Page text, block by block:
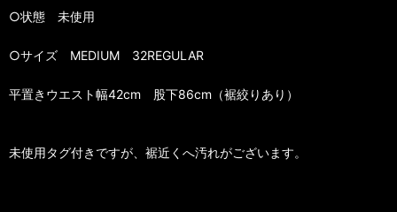
○状態 未使用
○サイズ MEDIUM 32REGULAR
平置きウエスト幅42cm 股下86cm（裾絞りあり）
未使用タグ付きですが、裾近くへ汚れがございます。